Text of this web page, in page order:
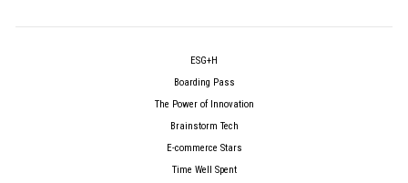
ESG+H
Boarding Pass
The Power of Innovation
Brainstorm Tech
E-commerce Stars
Time Well Spent